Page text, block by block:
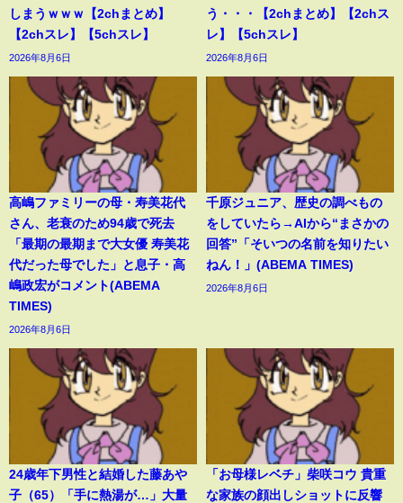
しまうｗｗｗ【2chまとめ】
【2chスレ】【5chスレ】
2026年8月6日
う・・・【2chまとめ】【2chス
レ】【5chスレ】
2026年8月6日
高嶋ファミリーの母・寿美花代
さん、老衰のため94歳で死去
「最期の最期まで大女優 寿美花
代だった母でした」と息子・高
嶋政宏がコメント(ABEMA
TIMES)
2026年8月6日
千原ジュニア、歴史の調べもの
をしていたら→AIから“まさかの
回答”「そいつの名前を知りたい
ねん！」(ABEMA TIMES)
2026年8月6日
24歳年下男性と結婚した藤あや
子（65）「手に熱湯が…」大量
「お母様レベチ」柴咲コウ 貴重
な家族の顔出しショットに反響